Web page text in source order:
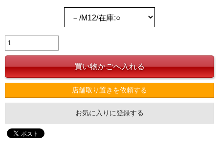
店舗取り置きを依頼する
お気に入りに登録する